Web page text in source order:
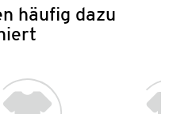
häufig dazu